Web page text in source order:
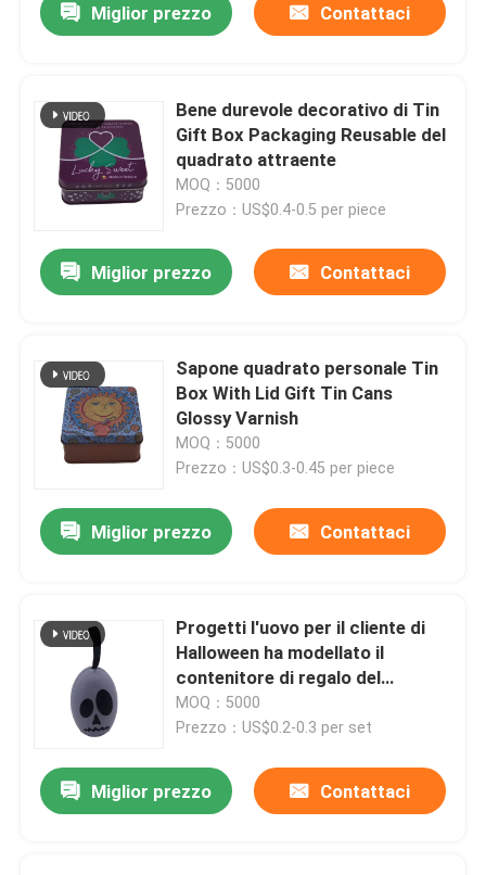
Miglior prezzo Contattaci
Bene durevole decorativo di Tin
Gift Box Packaging Reusable del
quadrato attraente
MOQ：5000
Prezzo：US$0.4-0.5 per piece
Miglior prezzo Contattaci
Sapone quadrato personale Tin
Box With Lid Gift Tin Cans
Glossy Varnish
MOQ：5000
Prezzo：US$0.3-0.45 per piece
Miglior prezzo Contattaci
Progetti l'uovo per il cliente di
Halloween ha modellato il
contenitore di regalo del
cioccolato di Tin With Ribbon
Hanger Holiday
MOQ：5000
Prezzo：US$0.2-0.3 per set
Miglior prezzo Contattaci